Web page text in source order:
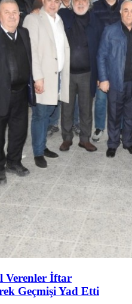
Verenler İftar
Geçmişi Yad Etti